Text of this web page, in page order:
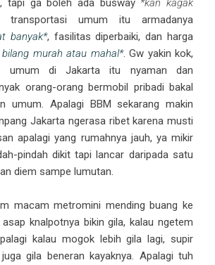
umum itu armadanya
banyak*, fasilitas diperbaiki, dan harga
murah atau mahal*. Gw yakin kok,
umum di Jakarta itu nyaman dan
orang-orang bermobil pribadi bakal
umum. Apalagi BBM sekarang makin
Jakarta ngerasa ribet karena musti
apalagi yang rumahnya jauh, ya mikir
pindah dikit tapi lancar daripada satu
diem sampe lumutan.
macam metromini mending buang ke
knalpotnya bikin gila, kalau ngetem
kalau mogok lebih gila lagi, supir
gila beneran kayaknya. Apalagi tuh